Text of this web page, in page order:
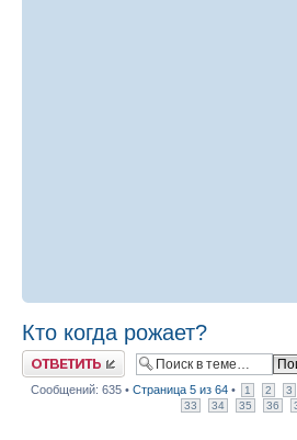
Кто когда рожает?
Ответить
Сообщений: 635 • Страница 5 из 64 • 1 2 3
33
34 35 36